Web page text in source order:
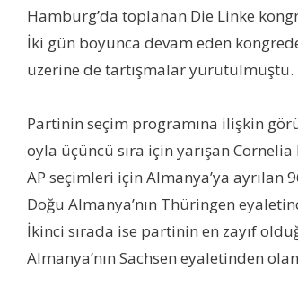
Hamburg’da toplanan Die Linke
İki gün boyunca devam eden
üzerine de tartışmalar yürütülmüştü.
Partinin seçim programına ilişkin
oyla üçüncü sıra için yarışan Cornelia
AP seçimleri için Almanya’ya ayrılan
Doğu Almanya’nın Thüringen
İkinci sırada ise partinin en zayıf
Almanya’nın Sachsen eyaletinden